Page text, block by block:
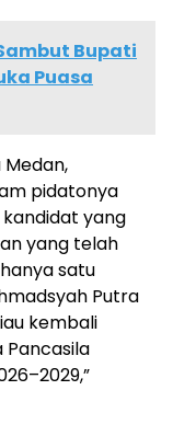
Bupati
Puasa
Medan,
pidatonya
yang
yang telah
satu
Putra
kembali
Pancasila